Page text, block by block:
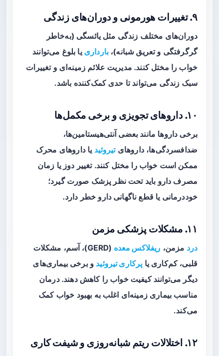
۹. تغییرات هورمونی و دوران‌های زندگی
دوران‌های مختلف زندگی مثل یائسگی (به‌خاطر
گرگرفتگی و تعریق شبانه)، بارداری یا بلوغ می‌توانند
خواب را مختل کنند. مدیریت علائم زمینه‌ای و تغییرات
سبک زندگی می‌تواند تا حدی کمک‌کننده باشد.
۱۰. داروهای تجویزی و برخی مکمل‌ها
برخی داروها مانند بعضی آنتی‌هیستامین‌ها،
ضدافسردگی‌ها، داروهایتیروئید یا داروهای محرک
ممکن است خواب را مختل کنند. تغییر دوز یا زمان
مصرف دارو باید تحت نظر پزشک صورت گیرد؛
خوددرمانی یا قطع ناگهانی دارو خطر دارد.
۱۱. مشکلات پزشکی مزمن
درد مزمن، ریفلاکس معده
(GERD)، آسم، مشکلات
قلبی، کم‌کاری یا پرکاری تیروئید و برخی بیماری‌های
دیگر می‌توانند کیفیت خواب را کاهش دهند. درمان
مناسب بیماری زمینه‌ای اغلب به بهبود خواب کمک
می‌کند.
۱۲. اختلالات ریتم شبانه‌روزی و شیفت کاری